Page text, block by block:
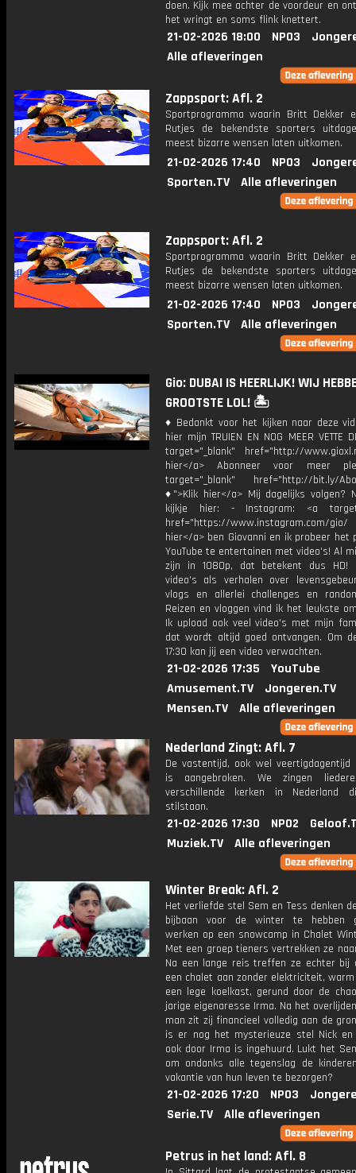
doen. Kijk mee achter de voordeur en
het wringt en soms flink knettert.
21-02-2026 18:00 NPO3
Alle afleveringen
Zappsport: Afl. 2
Sportprogramma waarin Britt Dekker
Rutjes de bekendste sporters
meest bizarre wensen laten uitkomen.
21-02-2026 17:40 NPO3
Sporten.TV
Alle afleveringen
Zappsport: Afl. 2
Sportprogramma waarin Britt Dekker
Rutjes de bekendste sporters
meest bizarre wensen laten uitkomen.
21-02-2026 17:40 NPO3
Sporten.TV
Alle afleveringen
Gio: DUBAI IS HEERLIJK! WIJ
GROOTSTE LOL! 🏝️
♦ Bedankt voor het kijken naar deze
hier mijn TRUIEN EN NOG MEER VETTE
target="_blank" href="http://
hier</a> Abonneer voor meer
target="_blank" href="http://bit.ly/
♦">Klik hier</a> Mij dagelijks volgen?
kijkje hier: - Instagram: <a
href="https://www.instagram.com/
hier</a> ben Giovanni en ik probeer het
YouTube te entertainen met video's! Al
zijn in 1080p, dat betekent dus HD!
video's als verhalen over
vlogs en allerlei challenges en
Reizen en vloggen vind ik het leukste
Ik upload ook veel video's met mijn
dat wordt altijd goed ontvangen. Om
17:30 kan jij een video verwachten.
21-02-2026 17:35
YouTube
Amusement.TV
Jongeren.TV
Mensen.TV
Alle afleveringen
Nederland Zingt: Afl. 7
De vastentijd, ook wel veertigdagentijd
is aangebroken. We zingen
verschillende kerken in Nederland
stilstaan.
21-02-2026 17:30 NPO2
Muziek.TV
Alle afleveringen
Winter Break: Afl. 2
Het verliefde stel Sem en Tess denken
bijbaan voor de winter te hebben
werken op een snowcamp in Chalet
Met een groep tieners vertrekken ze
Na een lange reis treffen ze echter bij
een chalet aan zonder elektriciteit,
een lege koelkast, gerund door de
jarige eigenaresse Irma. Na het
man zit zij financieel volledig aan de
is er nog het mysterieuze stel Nick
ook door Irma is ingehuurd. Lukt het
om ondanks alle tegenslag de
vakantie van hun leven te bezorgen?
21-02-2026 17:20 NPO3
Serie.TV
Alle afleveringen
Petrus in het land: Afl. 8